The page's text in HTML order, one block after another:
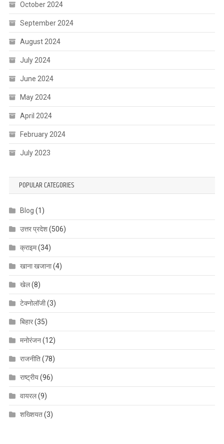
October 2024
September 2024
August 2024
July 2024
June 2024
May 2024
April 2024
February 2024
July 2023
POPULAR CATEGORIES
Blog (1)
उत्तर प्रदेश(506)
क्राइम(34)
खाना खजाना(4)
खेल(8)
टेक्नोलॉजी(3)
बिहार(35)
मनोरंजन(12)
राजनीति(78)
राष्ट्रीय(96)
वायरल(9)
शख्शियत(3)